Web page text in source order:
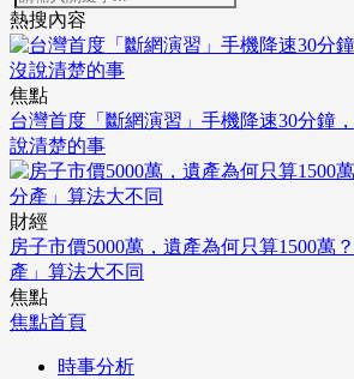
熱搜內容
焦點
台灣首度「斷網演習」手機降速30分鐘
說清楚的事
財經
房子市價5000萬，遺產為何只算1500萬
產」算法大不同
焦點
焦點首頁
時事分析